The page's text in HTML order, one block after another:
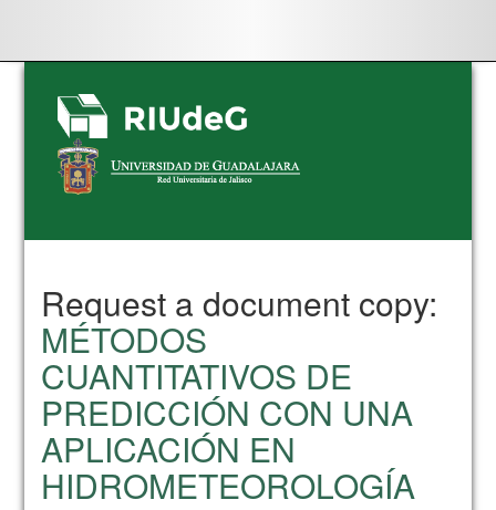
Skip
navigation
Request a document copy:
MÉTODOS
CUANTITATIVOS DE
PREDICCIÓN CON UNA
APLICACIÓN EN
HIDROMETEOROLOGÍA